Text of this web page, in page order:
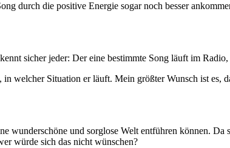
durch die posi­ti­ve Ener­gie sogar noch bes­ser
sicher jeder: Der eine bestimm­te Song läuft im
wel­cher Situa­ti­on er läuft. Mein größ­ter Wunsch ist es,
wun­der­schö­ne und sorg­lo­se Welt ent­füh­ren kön­nen.
wür­de sich das nicht wünschen?